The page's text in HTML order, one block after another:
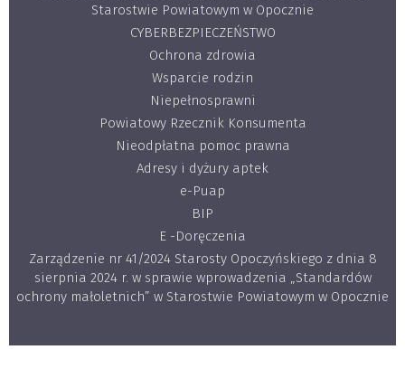
Starostwie Powiatowym w Opocznie
CYBERBEZPIECZEŃSTWO
Ochrona zdrowia
Wsparcie rodzin
Niepełnosprawni
Powiatowy Rzecznik Konsumenta
Nieodpłatna pomoc prawna
Adresy i dyżury aptek
e-Puap
BIP
E -Doręczenia
Zarządzenie nr 41/2024 Starosty Opoczyńskiego z dnia 8
sierpnia 2024 r. w sprawie wprowadzenia „Standardów
ochrony małoletnich” w Starostwie Powiatowym w Opocznie